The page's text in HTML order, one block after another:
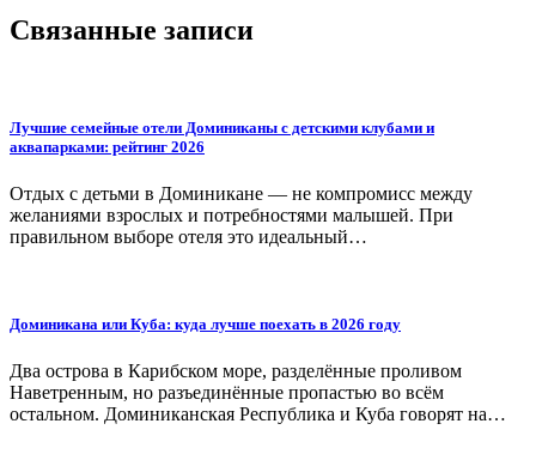
Связанные записи
Лучшие семейные отели Доминиканы с детскими клубами и
аквапарками: рейтинг 2026
Отдых с детьми в Доминикане — не компромисс между
желаниями взрослых и потребностями малышей. При
правильном выборе отеля это идеальный…
Доминикана или Куба: куда лучше поехать в 2026 году
Два острова в Карибском море, разделённые проливом
Наветренным, но разъединённые пропастью во всём
остальном. Доминиканская Республика и Куба говорят на…